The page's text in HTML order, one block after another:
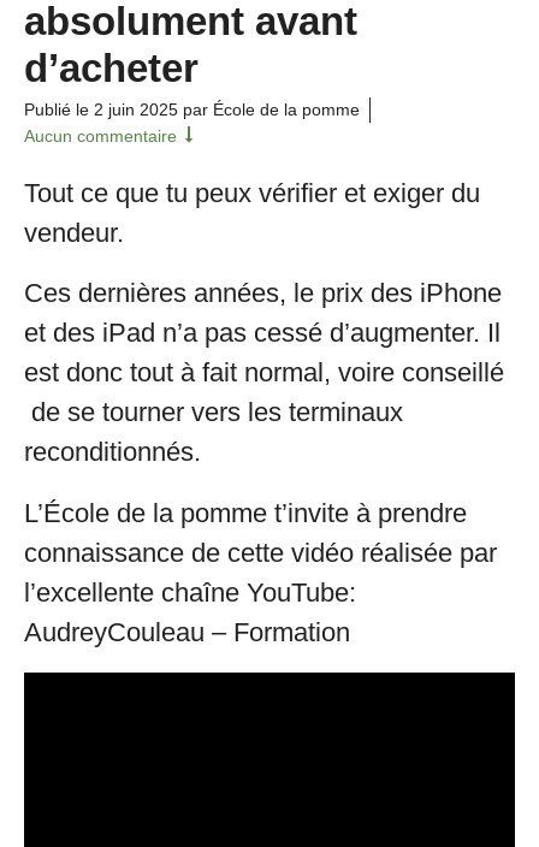
absolument avant
d’acheter
Publié le 2 juin 2025 par École de la pomme
Aucun commentaire
Tout ce que tu peux vérifier et exiger du
vendeur.
Ces dernières années, le prix des iPhone
et des iPad n’a pas cessé d’augmenter. Il
est donc tout à fait normal, voire conseillé
de se tourner vers les terminaux
reconditionnés.
L’École de la pomme t’invite à prendre
connaissance de cette vidéo réalisée par
l’excellente chaîne YouTube:
AudreyCouleau – Formation